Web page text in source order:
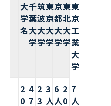
大
学
名
千
葉
大
学
筑
波
大
学
東
京
大
学
京
都
大
学
東
北
大
学
東
京
工
業
大
学
2
0
4
7
2
3
3
人
6
人
2
0
7
人